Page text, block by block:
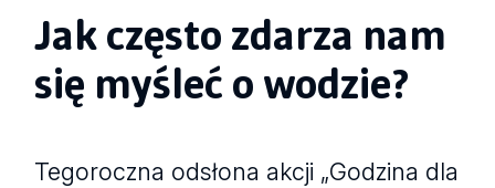
Jak często zdarza nam
się myśleć o wodzie?
Tegoroczna odsłona akcji „Godzina dla